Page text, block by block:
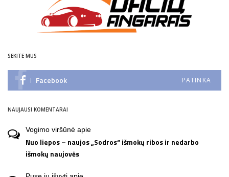
SEKITE MUS
Facebook PATINKA
NAUJAUSI KOMENTARAI
Vogimo viršūnė apie
Nuo liepos – naujos „Sodros“ išmokų ribos ir nedarbo
išmokų naujovės